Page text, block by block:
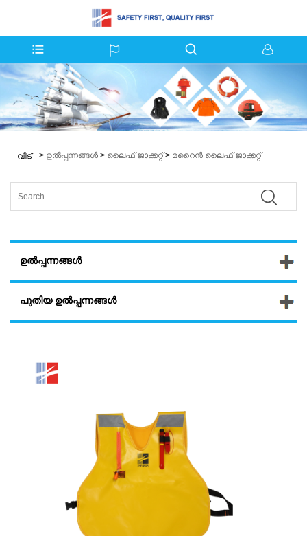
വീട് > ഉൽപ്പന്നങ്ങൾ > ലൈഫ് ജാക്കറ്റ്> മറൈൻ ലൈഫ് ജാക്കറ്റ്
ഉൽപ്പന്നങ്ങൾ
പുതിയ ഉൽപ്പന്നങ്ങൾ